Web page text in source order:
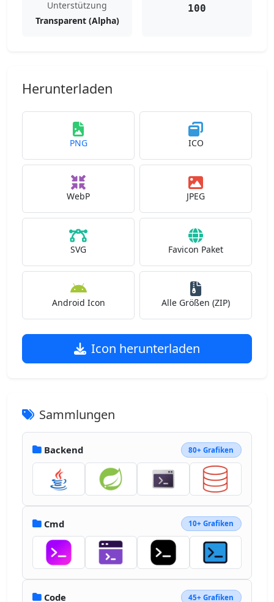
Unterstützung
Transparent (Alpha)
100
Herunterladen
PNG ICO
WebP JPEG
SVG Favicon Paket
Android Icon Alle Größen (ZIP)
Icon herunterladen
Sammlungen
Backend 80+ Grafiken
Cmd 10+ Grafiken
Code 45+ Grafiken